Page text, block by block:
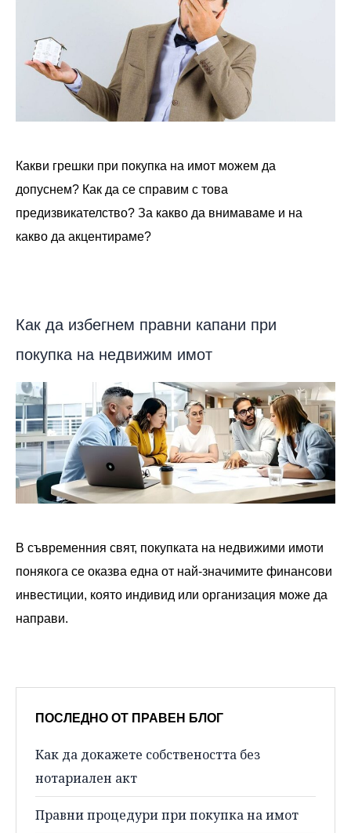
Какви грешки при покупка на имот можем да
допуснем? Как да се справим с това
предизвикателство? За какво да внимаваме и на
какво да акцентираме?
Как да избегнем правни капани при
покупка на недвижим имот
В съвременния свят, покупката на недвижими имоти
понякога се оказва една от най-значимите финансови
инвестиции, която индивид или организация може да
направи.
ПОСЛЕДНО ОТ ПРАВЕН БЛОГ
Как да докажете собствеността без
нотариален акт
Правни процедури при покупка на имот